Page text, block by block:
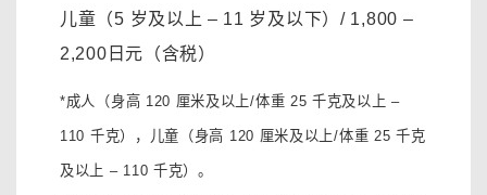
儿童（5 岁及以上 – 11 岁及以下） / 1,800 –
2,200 日元（含税）
*成人（身高 120 厘米及以上/体重 25 千克及以上 –
110 千克）， 儿童（身高 120 厘米及以上/体重 25 千克
及以上 – 110 千克）。